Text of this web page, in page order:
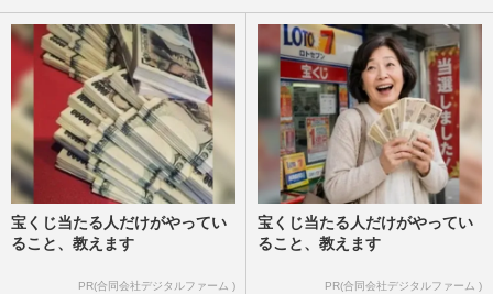
宝くじ当たる人だけがやってい
ること、教えます
PR(合同会社デジタルファーム )
宝くじ当たる人だけがやってい
ること、教えます
PR(合同会社デジタルファーム )